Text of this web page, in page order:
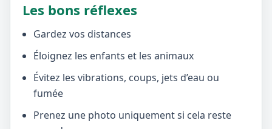
Les bons réflexes
Gardez vos distances
Éloignez les enfants et les animaux
Évitez les vibrations, coups, jets d’eau ou
fumée
Prenez une photo uniquement si cela reste